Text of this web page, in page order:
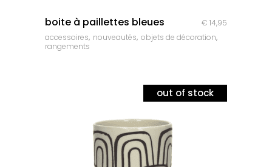
boite à paillettes bleues € 14,95
accessoires, nouveautés, objets de décoration,
rangements
out of stock